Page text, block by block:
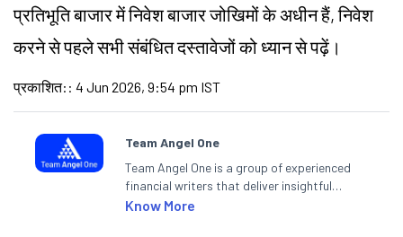
प्रतिभूति बाजार में निवेश बाजार जोखिमों के अधीन हैं, निवेश
करने से पहले सभी संबंधित दस्तावेजों को ध्यान से पढ़ें।
प्रकाशित: : 4 Jun 2026, 9:54 pm IST
Team Angel One
Team Angel One is a group of experienced
financial writers that deliver insightful
articles on the stock market, IPO, economy,
Know More